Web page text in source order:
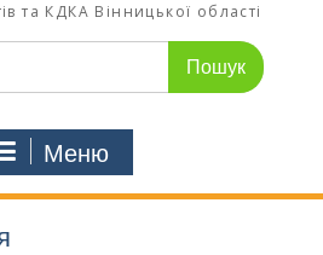
та КДКА Вінницької області
Меню